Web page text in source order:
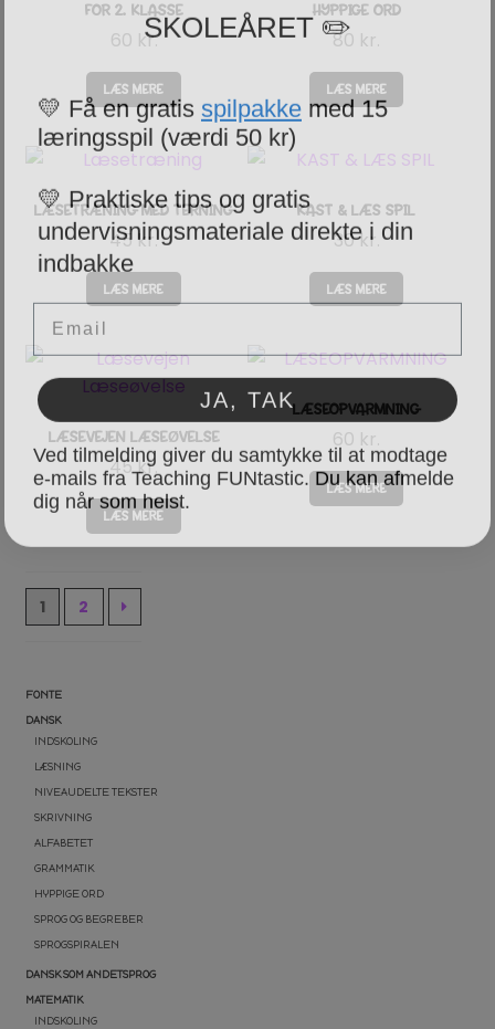
FONTE
DANSK
INDSKOLING
LÆSNING
NIVEAUDELTE TEKSTER
SKRIVNING
ALFABETET
GRAMMATIK
HYPPIGE ORD
SPROG OG BEGREBER
SPROGSPIRALEN
DANSK SOM ANDETSPROG
MATEMATIK
INDSKOLING
FOR 2. KLASSE
60 kr.
LÆS MERE
HYPPIGE ORD
80 kr.
LÆS MERE
LÆSETRÆNING MED TERNING
45kr.
LÆS MERE
KAST & LÆS SPIL
30kr.
LÆS MERE
LÆSEVEJEN LÆSEØVELSE
45kr.
LÆS MERE
LÆSEOPVARMNING
60 kr.
LÆS MERE
1 2
💛 Få en gratis
med 15
læringsspil (værdi 50 kr)
💛 Praktiske tips og gratis
undervisningsmateriale direkte i din
indbakke
JA, TAK
Ved tilmelding giver du samtykke til at modtage
e-mails fra Teaching FUNtastic. Du kan afmelde
dig når som helst.